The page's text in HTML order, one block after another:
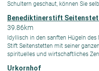
Schultern geschaut, können Sie
Benediktinerstift
39.86km
Idyllisch in den sanften Hügeln
Stift Seitenstetten mit seiner
spirituelles und wirtschaftliches
Urkornhof